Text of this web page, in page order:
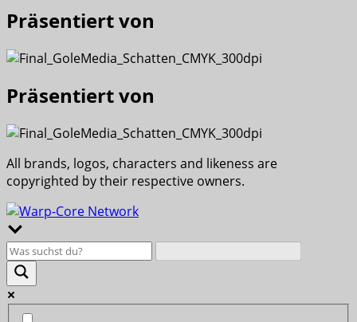
Präsentiert von
Präsentiert von
All brands, logos, characters and likeness are
copyrighted by their respective owners.